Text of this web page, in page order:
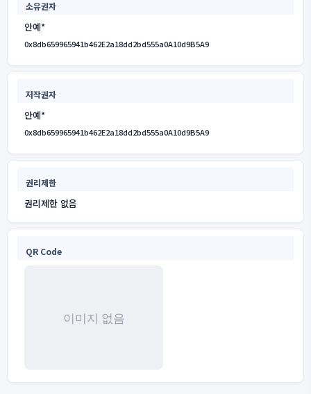
소유권자
안예*
0x8db659965941b462E2a18dd2bd555a0A10d9B5A9
저작권자
안예*
0x8db659965941b462E2a18dd2bd555a0A10d9B5A9
권리제한
권리제한 없음
QR Code